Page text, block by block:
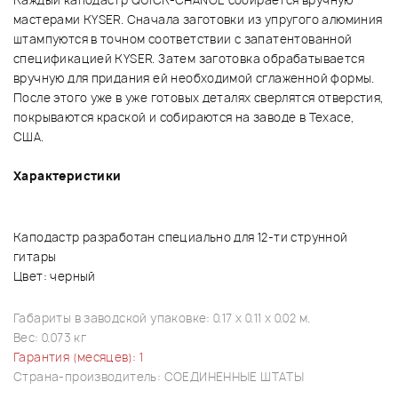
мастерами KYSER. Сначала заготовки из упругого алюминия
штампуются в точном соответствии с запатентованной
спецификацией KYSER. Затем заготовка обрабатывается
вручную для придания ей необходимой сглаженной формы.
После этого уже в уже готовых деталях сверлятся отверстия,
покрываются краской и собираются на заводе в Техасе,
США.
Характеристики
Каподастр разработан специально для 12-ти струнной
гитары
Цвет: черный
Габариты в заводской упаковке: 0.17 x 0.11 x 0.02 м.
Вес: 0.073 кг
Гарантия (месяцев): 1
Страна-производитель: СОЕДИНЕННЫЕ ШТАТЫ